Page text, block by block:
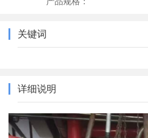
关键词
详细说明